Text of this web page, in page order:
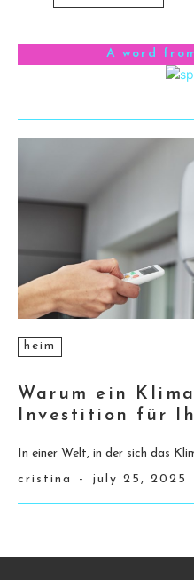
A word
heim
Warum ein
Investition für
In einer Welt, in der sich das
cristina
- july 25, 2025